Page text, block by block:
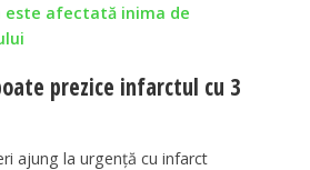
este afectată inima de
prezice infarctul cu 3
ajung la urgență cu infarct